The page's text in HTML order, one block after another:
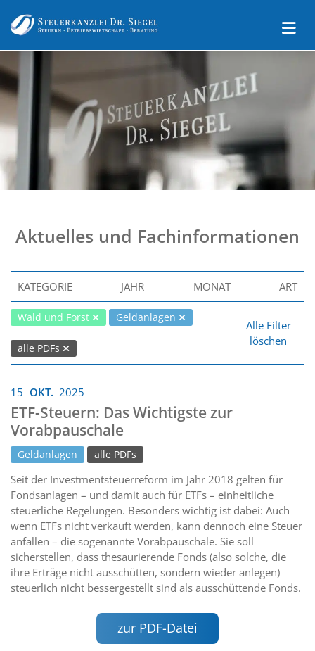
Aktuelles und Fachinformationen
KATEGORIE JAHR MONAT ART
Wald und Forst Geldanlagen
alle PDFs
Alle Filter
löschen
15 OKT. 2025
ETF-Steuern: Das Wichtigste zur
Vorabpauschale
Geldanlagen alle PDFs
Seit der Investmentsteuerreform im Jahr 2018 gelten für
Fondsanlagen – und damit auch für ETFs – einheitliche
steuerliche Regelungen. Besonders wichtig ist dabei: Auch
wenn ETFs nicht verkauft werden, kann dennoch eine Steuer
anfallen – die sogenannte Vorabpauschale. Sie soll
sicherstellen, dass thesaurierende Fonds (also solche, die
ihre Erträge nicht ausschütten, sondern wieder anlegen)
steuerlich nicht bessergestellt sind als ausschüttende Fonds.
zur PDF-Datei